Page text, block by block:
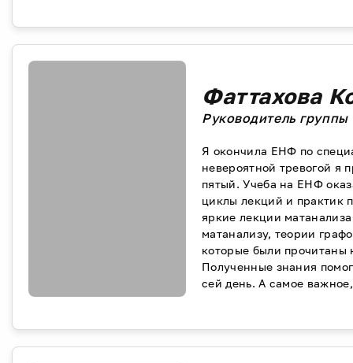
Фаттахова
Руководитель
Я окончила ЕНФ по
невероятной тревогой я
пятый. Учеба на ЕНФ
циклы лекций и практик
яркие лекции
матанализу, теории
которые были
Полученные знания
сей день. А самое